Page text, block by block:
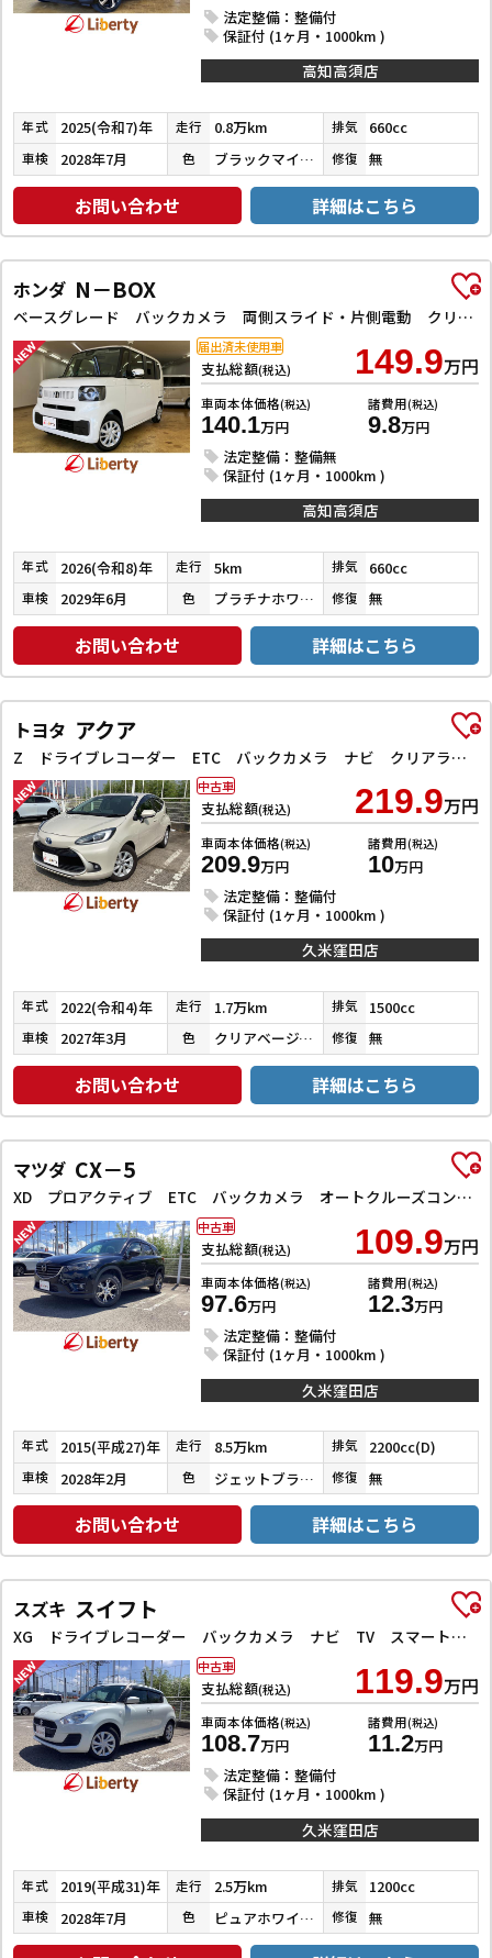
法定整備：整備付
保証付 (1ヶ月・1000km )
高知高須店
年式 2025(令和7)年 走行 0.8万km 排気 660cc
車検 2028年7月 色 ブラックマイカメタリック 修復 無
お問い合わせ 詳細はこちら
ホンダ N－BOX
ベースグレード バックカメラ 両側スライド・片側電動 クリアランスソナー オートクルーズコントロール レーンアシスト 衝突被害軽減システム オートライト LEDヘッドランプ スマートキー アイドリングストップ
支払総額(税込) 149.9万円
車両本体価格(税込)
140.1万円
諸費用(税込)
9.8万円
法定整備：整備無
保証付 (1ヶ月・1000km )
届出済未使用車
高知高須店
年式 2026(令和8)年 走行 5km 排気 660cc
車検 2029年6月 色 プラチナホワイトパール 修復 無
お問い合わせ 詳細はこちら
トヨタ アクア
Z ドライブレコーダー ETC バックカメラ ナビ クリアランスソナー オートクルーズコントロール レーンアシスト 衝突被害軽減システム アルミホイール LEDヘッドランプ スマートキー 電動格納ミラー
支払総額(税込) 219.9万円
車両本体価格(税込)
209.9万円
諸費用(税込)
10万円
法定整備：整備付
保証付 (1ヶ月・1000km )
中古車
久米窪田店
年式 2022(令和4)年 走行 1.7万km 排気 1500cc
車検 2027年3月 色 クリアベージュメタリック 修復 無
お問い合わせ 詳細はこちら
マツダ CX－5
XD プロアクティブ ETC バックカメラ オートクルーズコントロール レーンアシスト 衝突被害軽減システム ナビ オートライト LEDヘッドランプ アルミホイール スマートキー アイドリングストップ 電動格納ミラー AT
支払総額(税込) 109.9万円
車両本体価格(税込)
97.6万円
諸費用(税込)
12.3万円
法定整備：整備付
保証付 (1ヶ月・1000km )
中古車
久米窪田店
年式 2015(平成27)年 走行 8.5万km 排気 2200cc(D)
車検 2028年2月 色 ジェットブラックマイカ 修復 無
お問い合わせ 詳細はこちら
スズキ スイフト
XG ドライブレコーダー バックカメラ ナビ TV スマートキー 電動格納ミラー シートヒーター CVT 盗難防止システム 衝突安全ボディ ABS ESC CD Bluetooth エアコン
支払総額(税込) 119.9万円
車両本体価格(税込)
108.7万円
諸費用(税込)
11.2万円
法定整備：整備付
保証付 (1ヶ月・1000km )
中古車
久米窪田店
年式 2019(平成31)年 走行 2.5万km 排気 1200cc
車検 2028年7月 色 ピュアホワイトパール 修復 無